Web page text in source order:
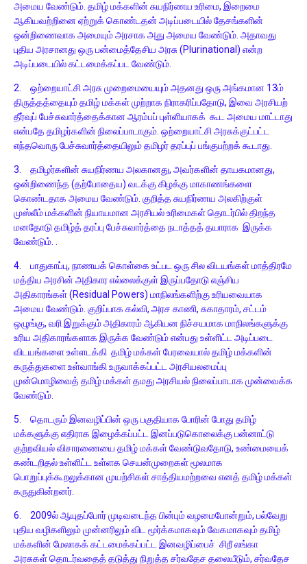
அமைய வேண்டும். தமிழ் மக்களின் சுயநிர்ணய உரிமை, இறைமை
ஆகியவற்றினை ஏற்றுக் கொண்டதன் அடிப்படையில் தேசங்களின்
ஒன்றிணைவாக அமையும் அரசாக அது அமைய வேண்டும். அதாவது
புதிய அரசானது ஒரு பன்மைத்தேசிய அரசு (Plurinational) என்ற
அடிப்படையில் கட்டமைக்கப்பட வேண்டும்.
2.
ஒற்றையாட்சி அரசு முறைமையையும் அதனது ஒரு அங்கமான 13ம்
திருத்தத்தையும் தமிழ் மக்கள் முற்றாக நிராகரிப்பதோடு, இவை அரசியற்
தீர்வுப் பேச்சுவார்த்தைக்கான ஆரம்பப் புள்ளியாகக் கூட அமைய மாட்டாது
என்பதே தமிழர்களின் நிலைப்பாடாகும். ஒற்றையாட்சி அரசுக்குட்பட்ட
எந்தவொரு பேச்சுவார்த்தையிலும் தமிழர் தரப்புப் பங்குபற்றக் கூடாது.
3.
தமிழர்களின் சுயநிர்ணய அலகானது, அவர்களின் தாயகமானது,
ஒன்றிணைந்த (தற்போதைய) வடக்கு கிழக்கு மாகாணங்களை
கொண்டதாக அமைய வேண்டும். குறித்த சுயநிர்ணய அலகிற்குள்
முஸ்லீம் மக்களின் நியாயமான அரசியல் உரிமைகள் தொடர்பில் திறந்த
மனதோடு தமிழ்த் தரப்பு பேச்சுவார்த்தை நடாத்தத் தயாராக இருக்க
வேண்டும். .
4.
பாதுகாப்பு, நாணயக் கொள்கை உட்பட ஒரு சில விடயங்கள் மாத்திரமே
மத்திய அரசின் அதிகார எல்லைக்குள் இருப்பதோடு எஞ்சிய
அதிகாரங்கள் (Residual Powers) மாநிலங்களிற்கு உரியவையாக
அமைய வேண்டும். குறிப்பாக கல்வி, அரச காணி, சுகாதாரம், சட்டம்
ஒழுங்கு, வரி இறுக்கும் அதிகாரம் ஆகியன நிச்சயமாக மாநிலங்களுக்கு
உரிய அதிகாரங்களாக இருக்க வேண்டும் என்பது உள்ளிட்ட அடிப்படை
விடயங்களை உள்ளடக்கி தமிழ் மக்கள் பேரவையால் தமிழ் மக்களின்
கருத்துகளை உள்வாங்கி உருவாக்கப்பட்ட அரசியலமைப்பு
முன்மொழிவைத் தமிழ் மக்கள் தமது அரசியல் நிலைப்பாடாக முன்வைக்க
வேண்டும்.
5.
தொடரும் இனவழிப்பின் ஒரு பகுதியாக போரின் போது தமிழ்
மக்களுக்கு எதிராக இழைக்கப்பட்ட இனப்படுகொலைக்கு பன்னாட்டு
குற்றவியல் விசாரணையை தமிழ் மக்கள் வேண்டுவதோடு, உண்மையைக்
கண்டறிதல் உள்ளிட்ட உள்ளக செயன்முறைகள் மூலமாக
பொறுப்புக்கூறலுக்கான முயற்சிகள் சாத்தியமற்றவை எனத் தமிழ் மக்கள்
கருதுகின்றனர்.
6.
2009ல் ஆயுதப்போர் முடிவடைந்த பின்பும் வழமைபோன்றும், பல்வேறு
புதிய வழிகளிலும் முன்னரிலும் விட மூர்க்கமாகவும் வேகமாகவும் தமிழ்
மக்களின் மேலாகக் கட்டமைக்கப்பட்ட இனவழிப்பைச் சிறீ லங்கா
அரசுகள் தொடர்வதைத் தடுத்து நிறுத்த சர்வதேச தலையீடும், சர்வதேச